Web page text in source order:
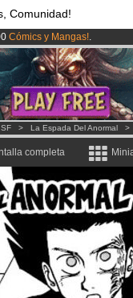
Comunidad!
Cómics y Mangas!.
lanzado!.
al mes!Hazte Premium ya
> La Espada Del Anormal
completa